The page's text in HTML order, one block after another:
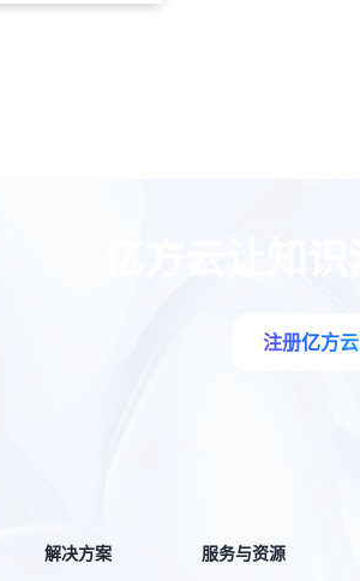
注册亿方云
解决方案
服务与资源